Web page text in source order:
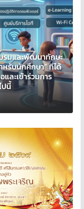
รมและพัฒนาทักษะ
หรับนักศึกษา” ที่ได้
ละเข้าร่วมการ
ปนี้